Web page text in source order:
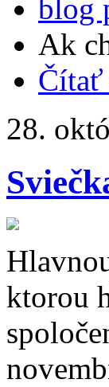
blog
Ak
Čítať
28.
ktorou